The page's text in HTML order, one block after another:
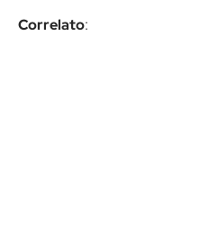
Correlato: